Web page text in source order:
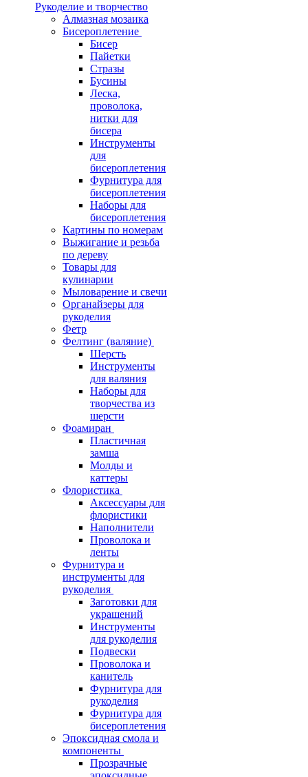
Рукоделие и творчество
Алмазная мозаика
Бисероплетение
Бисер
Пайетки
Стразы
Бусины
Леска,
проволока,
нитки для
бисера
Инструменты
для
бисероплетения
Фурнитура для
бисероплетения
Наборы для
бисероплетения
Картины по номерам
Выжигание и резьба
по дереву
Товары для
кулинарии
Мыловарение и свечи
Органайзеры для
рукоделия
Фетр
Фелтинг (валяние)
Шерсть
Инструменты
для валяния
Наборы для
творчества из
шерсти
Фоамиран
Пластичная
замша
Молды и
каттеры
Флористика
Аксессуары для
флористики
Наполнители
Проволока и
ленты
Фурнитура и
инструменты для
рукоделия
Заготовки для
украшений
Инструменты
для рукоделия
Подвески
Проволока и
канитель
Фурнитура для
рукоделия
Фурнитура для
бисероплетения
Эпоксидная смола и
компоненты
Прозрачные